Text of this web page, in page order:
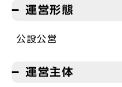
運営形態
公設公営
運営主体